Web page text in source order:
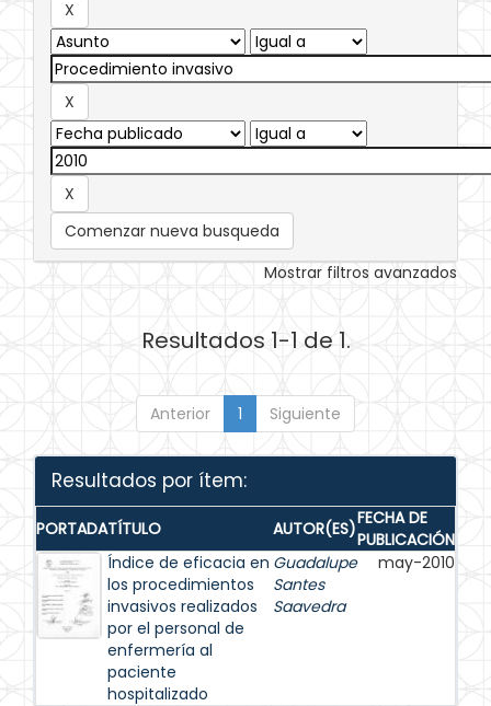
Comenzar nueva busqueda
Mostrar filtros avanzados
Resultados 1-1 de 1.
Anterior 1 Siguiente
Resultados por ítem:
PORTADATÍTULO AUTOR(ES)FECHA DE
PUBLICACIÓN
Índice de eficacia en
los procedimientos
invasivos realizados
por el personal de
enfermería al
paciente
hospitalizado
Guadalupe
Santes
Saavedra
may-2010